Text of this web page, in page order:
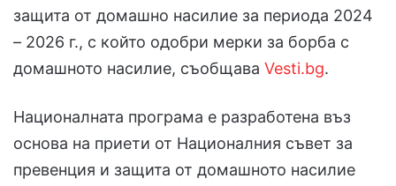
защита от домашно насилие за периода 2024
– 2026 г., с който одобри мерки за борба с
домашното насилие, съобщава Vesti.bg.
Националната програма е разработена въз
основа на приети от Националния съвет за
превенция и защита от домашното насилие